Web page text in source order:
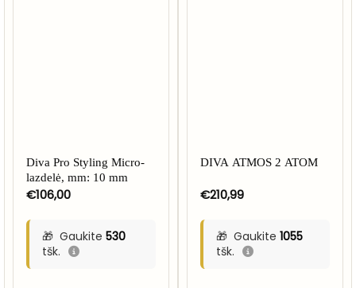
Diva Pro Styling Micro-
lazdelė, mm: 10 mm
€106,00
Gaukite 530
tšk.
DIVA ATMOS 2 ATOM
€210,99
Gaukite 1055
tšk.